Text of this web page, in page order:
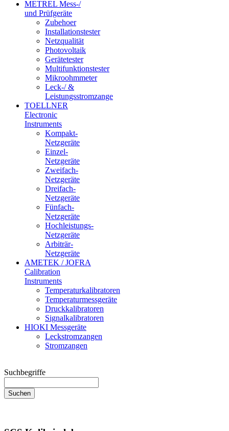
METREL Mess-/
und Prüfgeräte
Zubehoer
Installationstester
Netzqualität
Photovoltaik
Gerätetester
Multifunktionstester
Mikroohmmeter
Leck-/ &
Leistungsstromzange
TOELLNER
Electronic
Instruments
Kompakt-
Netzgeräte
Einzel-
Netzgeräte
Zweifach-
Netzgeräte
Dreifach-
Netzgeräte
Fünfach-
Netzgeräte
Hochleistungs-
Netzgeräte
Arbiträr-
Netzgeräte
AMETEK / JOFRA
Calibration
Instruments
Temperaturkalibratoren
Temperaturmessgeräte
Druckkalibratoren
Signalkalibratoren
HIOKI Messgeräte
Leckstromzangen
Stromzangen
Suchbegriffe